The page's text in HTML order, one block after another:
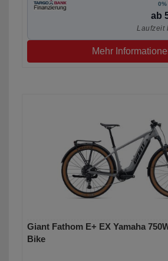
ab
Laufzeit
Mehr
Giant Fathom E+ EX Yamaha
Bike